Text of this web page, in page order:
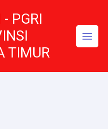
- PGRI
TIMUR